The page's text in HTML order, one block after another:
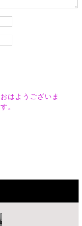
おはようございま
す。